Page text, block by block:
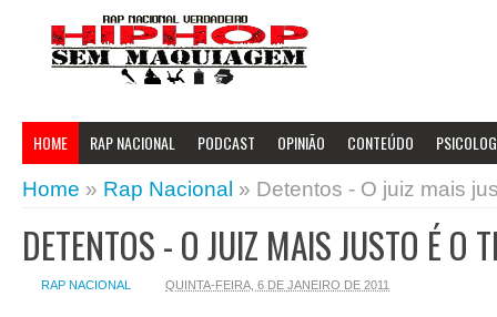
HOME RAP NACIONAL PODCAST OPINIÃO CONTEÚDO
Home » Rap Nacional » Detentos - O juiz mais
DETENTOS - O JUIZ MAIS JUSTO É O
RAP NACIONAL QUINTA-FEIRA, 6 DE JANEIRO DE 2011